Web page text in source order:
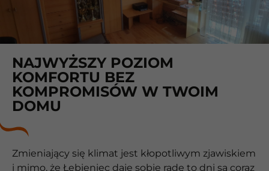
NAJWYŻSZY POZIOM
KOMFORTU BEZ
KOMPROMISÓW W TWOIM
DOMU
Zmieniający się klimat jest kłopotliwym zjawiskiem
i mimo, że Łebieniec daje sobie radę to dni są coraz